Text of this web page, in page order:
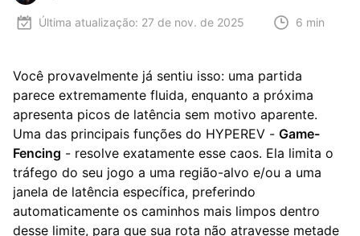
Última atualização: 27 de nov. de 2025 6 min
Você provavelmente já sentiu isso: uma partida
parece extremamente fluida, enquanto a próxima
apresenta picos de latência sem motivo aparente.
Uma das principais funções do HYPEREV - Game-
Fencing - resolve exatamente esse caos. Ela limita o
tráfego do seu jogo a uma região-alvo e/ou a uma
janela de latência específica, preferindo
automaticamente os caminhos mais limpos dentro
desse limite, para que sua rota não atravesse metade